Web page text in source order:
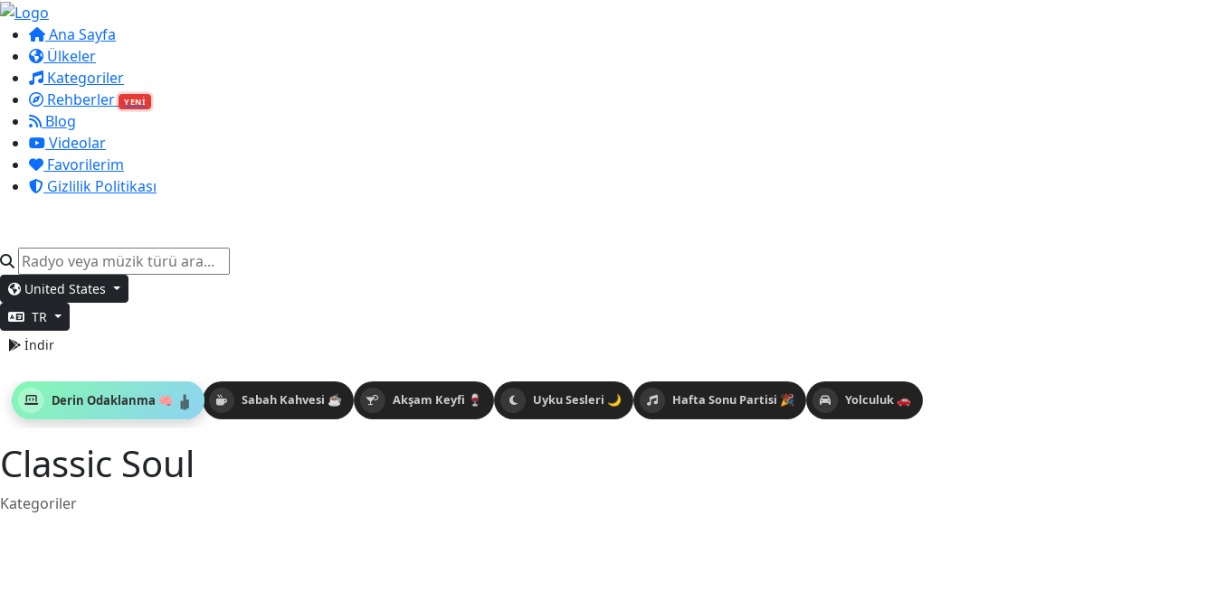
Ana Sayfa
Ülkeler
Kategoriler
Rehberler
YENİ
Blog
Videolar
Favorilerim
Gizlilik Politikası
United States
TR
İndir
Sabah Kahvesi ☕
Derin Odaklanma 🧠 Akşam Keyfi 🍷 Uyku Sesleri 🌙 Hafta Sonu Partisi 🎉 Yolculuk 🚗
Classic Soul
Kategoriler